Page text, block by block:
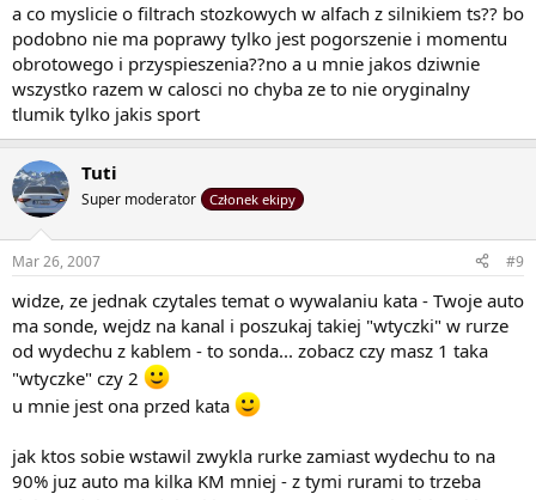
a co myslicie o filtrach stozkowych w alfach z silnikiem ts?? bo
podobno nie ma poprawy tylko jest pogorszenie i momentu
obrotowego i przyspieszenia??no a u mnie jakos dziwnie
wszystko razem w calosci no chyba ze to nie oryginalny
tlumik tylko jakis sport
Tuti
Super moderator Członek ekipy
Mar 26, 2007 #9
widze, ze jednak czytales temat o wywalaniu kata - Twoje auto
ma sonde, wejdz na kanal i poszukaj takiej "wtyczki" w rurze
od wydechu z kablem - to sonda... zobacz czy masz 1 taka
"wtyczke" czy 2
u mnie jest ona przed kata
jak ktos sobie wstawil zwykla rurke zamiast wydechu to na
90% juz auto ma kilka KM mniej - z tymi rurami to trzeba